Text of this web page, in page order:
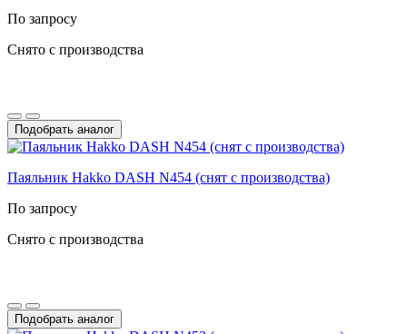
По запросу
Снято с производства
Подобрать аналог
Паяльник Hakko DASH N454 (снят с производства)
По запросу
Снято с производства
Подобрать аналог